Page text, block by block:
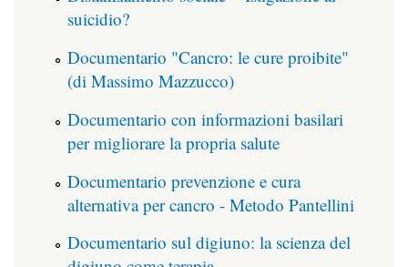
suicidio?
Documentario "Cancro: le cure proibite"
(di Massimo Mazzucco)
Documentario con informazioni basilari
per migliorare la propria salute
Documentario prevenzione e cura
alternativa per cancro - Metodo Pantellini
Documentario sul digiuno: la scienza del